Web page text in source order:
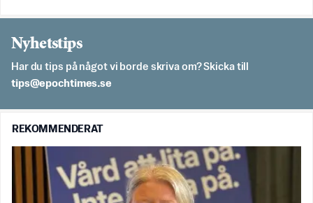
Nyhetstips
Har du tips på något vi borde skriva om? Skicka till
es.semithcope@spit
REKOMMENDERAT